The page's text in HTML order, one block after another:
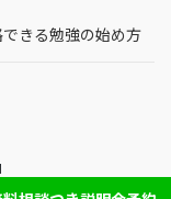
きる勉強の始め方